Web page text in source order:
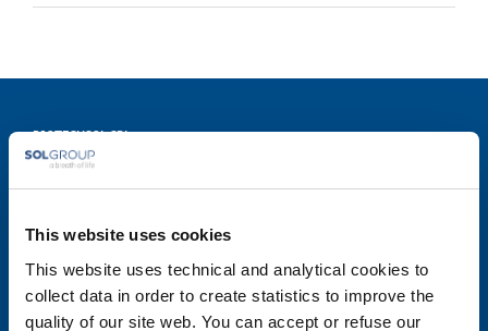
This website uses cookies
This website uses technical and analytical cookies to
collect data in order to create statistics to improve the
quality of our site web. You can accept or refuse our
BIOTECHSOL SRL
informazioni@biotechsol.com
Cap. soc. i.v. 110.000 euro - Sede Legale Monza R.E.A. 1863823